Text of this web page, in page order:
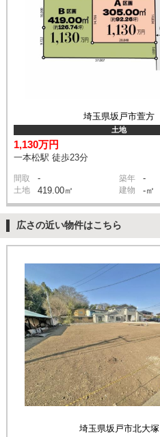
埼玉県坂戸市萱方
土地
1,130万円
一本松駅 徒歩23分
間取 - 築年 -
土地 419.00㎡ 建物 -㎡
広さの近い物件はこちら
埼玉県坂戸市北大塚